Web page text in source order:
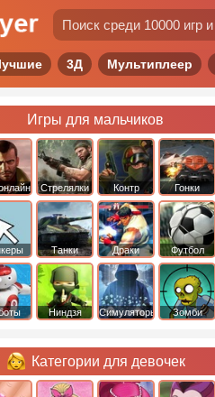
3Д Мультиплеер
Игры для мальчиков
Стрелялки
Контр
Страйк
Гонки
Танки Драки Футбол
Ниндзя Симуляторы Зомби
Категории для девочек